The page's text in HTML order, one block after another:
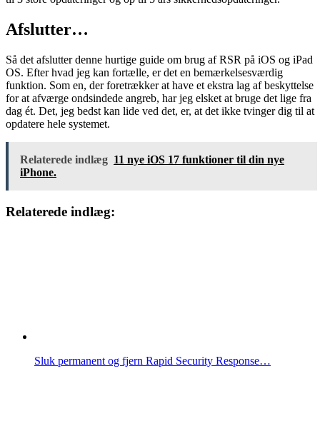
Afslutter…
Så det afslutter denne hurtige guide om brug af RSR på iOS og iPad
OS. Efter hvad jeg kan fortælle, er det en bemærkelsesværdig
funktion. Som en, der foretrækker at have et ekstra lag af beskyttelse
for at afværge ondsindede angreb, har jeg elsket at bruge det lige fra
dag ét. Det, jeg bedst kan lide ved det, er, at det ikke tvinger dig til at
opdatere hele systemet.
Relaterede indlæg 11 nye iOS 17 funktioner til din nye
iPhone.
Relaterede indlæg:
Sluk permanent og fjern Rapid Security Response…